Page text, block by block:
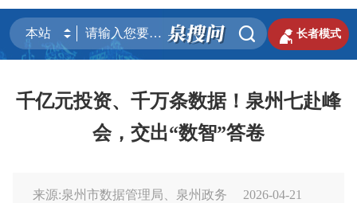
  长者模式
千亿元投资、千万条数据！泉州七赴峰
会，交出“数智”答卷
来源:泉州市数据管理局、泉州政务 2026-04-21